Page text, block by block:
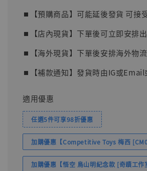
⏹︎【預購商品】可能延後發貨 可接
⏹︎【店內現貨】下單後可立即安排
⏹︎【海外現貨】下單後安排海外物
⏹︎【補款通知】發貨時由IG或Email
適用優惠
任選5件可享98折優惠
加購優惠【Competitive Toys 梅西
加購優惠【悟空 鳥山明紀念款 [奇蹟工作